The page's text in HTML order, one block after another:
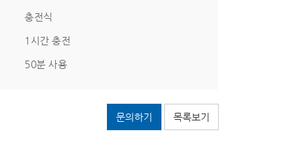
충전식
1시간 충전
50분 사용
문의하기 목록보기